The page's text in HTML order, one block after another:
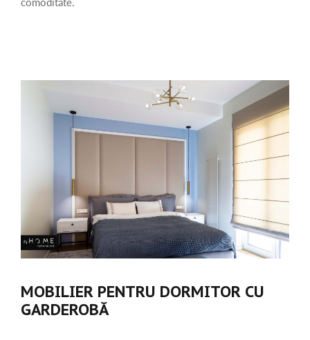
MOBILIER PENTRU DORMITOR CU
GARDEROBĂ